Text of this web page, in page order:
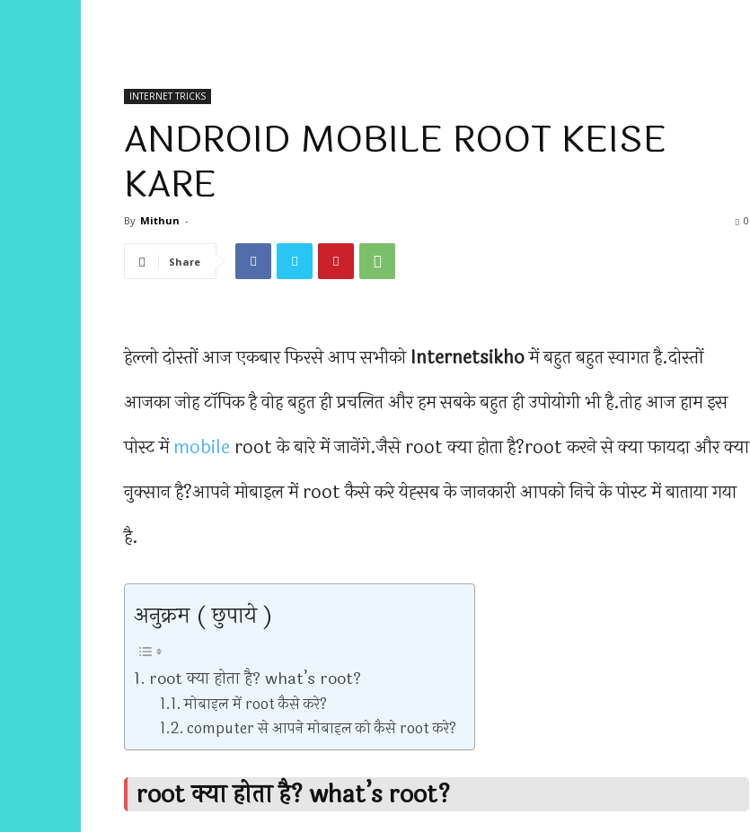
INTERNET TRICKS
ANDROID MOBILE ROOT KEISE
KARE
By Mithun - 0
Share
हेल्लो दोस्तों आज एकबार फिरसे आप सभीकोInternetsikhoमें बहुत बहुत स्वागत है.दोस्तों
आजका जोह टॉपिक है वोह बहुत ही प्रचलित और हम सबके बहुत ही उपोयोगी भी है.तोह आज हाम इस
पोस्ट मेंmobile root के बारे में जानेंगे.जैसे root क्या होता है?root करने से क्या फायदा और क्या
नुक्सान है?आपने मोबाइल में root कैसे करे येह्सब के जानकारी आपको निचे के पोस्ट में बाताया गया
है.
अनुक्रम ( छुपाये )
root क्या होता है? what’s root?
मोबाइल में root कैसे करे?
computer से आपने मोबाइल को कैसे root करे?
root क्या होता है? what’s root?